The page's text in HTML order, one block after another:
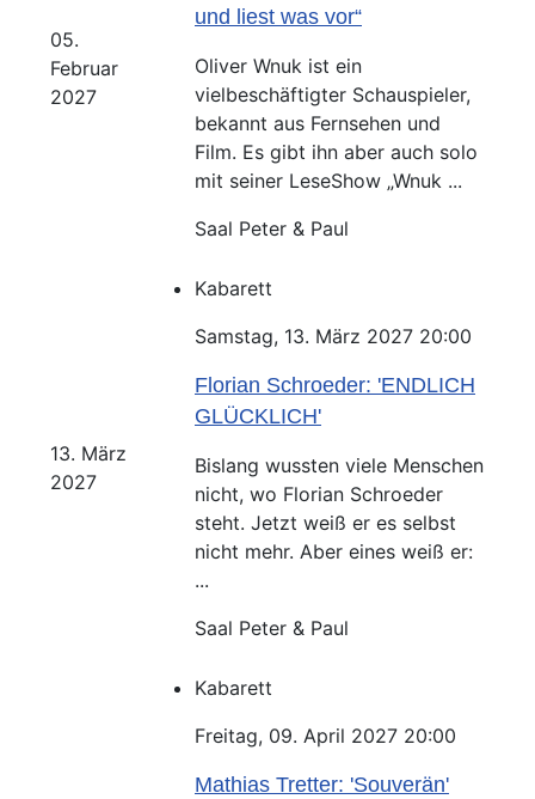
05.
Februar
2027
und liest was vor“
Oliver Wnuk ist ein
vielbeschäftigter Schauspieler,
bekannt aus Fernsehen und
Film. Es gibt ihn aber auch solo
mit seiner LeseShow „Wnuk ...
Saal Peter & Paul
13. März
2027
Kabarett
Samstag, 13. März 2027 20:00
Florian Schroeder: 'ENDLICH
GLÜCKLICH'
Bislang wussten viele Menschen
nicht, wo Florian Schroeder
steht. Jetzt weiß er es selbst
nicht mehr. Aber eines weiß er:
...
Saal Peter & Paul
Kabarett
Freitag, 09. April 2027 20:00
Mathias Tretter: 'Souverän'